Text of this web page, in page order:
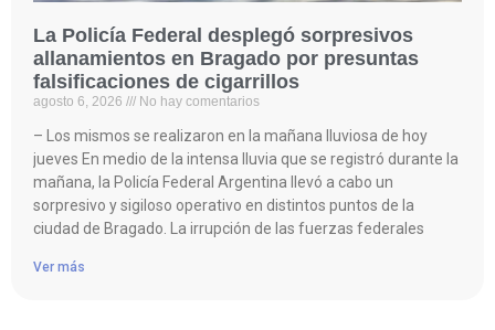
La Policía Federal desplegó sorpresivos
allanamientos en Bragado por presuntas
falsificaciones de cigarrillos
agosto 6, 2026 No hay comentarios
– Los mismos se realizaron en la mañana lluviosa de hoy
jueves En medio de la intensa lluvia que se registró durante la
mañana, la Policía Federal Argentina llevó a cabo un
sorpresivo y sigiloso operativo en distintos puntos de la
ciudad de Bragado. La irrupción de las fuerzas federales
Ver más